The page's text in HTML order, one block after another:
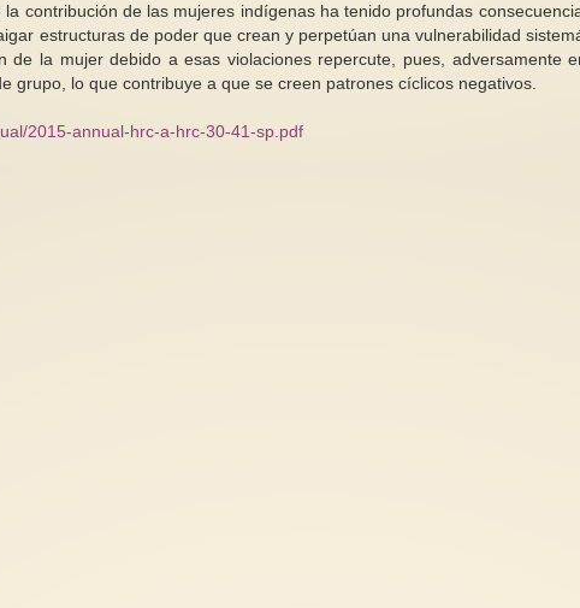
contribución de las mujeres indígenas ha tenido profundas
estructuras de poder que crean y perpetúan una vulnerabilidad
de la mujer debido a esas violaciones repercute, pues, adversamente
grupo, lo que contribuye a que se creen patrones cíclicos negativos.
2015-annual-hrc-a-hrc-30-41-sp.pdf